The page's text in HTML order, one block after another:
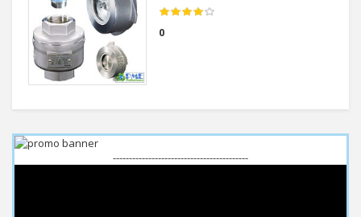
0
------------------------------------------